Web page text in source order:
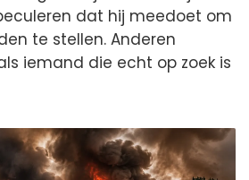
dat hij meedoet om
te stellen. Anderen
iemand die echt op zoek is